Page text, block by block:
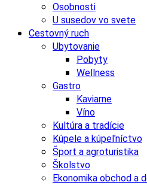
Osobnosti
U susedov vo svete
Cestovný ruch
Ubytovanie
Pobyty
Wellness
Gastro
Kaviarne
Víno
Kultúra a tradície
Kúpele a kúpeľníctvo
Šport a agroturistika
Školstvo
Ekonomika obchod a